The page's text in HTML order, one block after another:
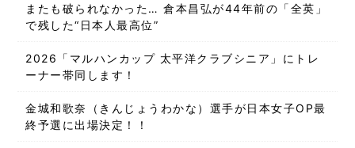
またも破られなかった… 倉本昌弘が44年前の「全英」
で残した“日本人最高位”
2026「マルハンカップ 太平洋クラブシニア」にトレ
ーナー帯同します！
金城和歌奈（きんじょうわかな）選手が日本女子OP最
終予選に出場決定！！